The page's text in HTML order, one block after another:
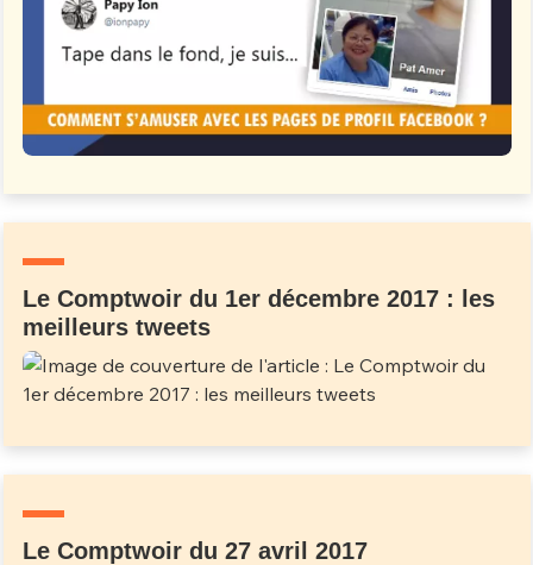
Le Comptwoir du 1er décembre 2017 : les
meilleurs tweets
Le Comptwoir du 27 avril 2017